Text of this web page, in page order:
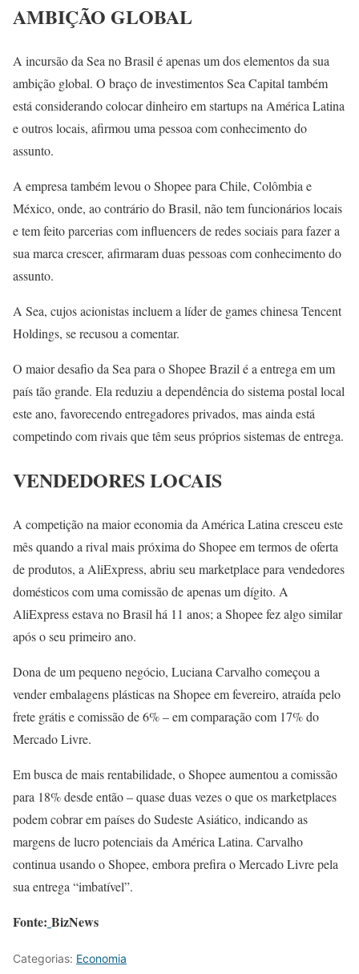
AMBIÇÃO GLOBAL
A incursão da Sea no Brasil é apenas um dos elementos da sua
ambição global. O braço de investimentos Sea Capital também
está considerando colocar dinheiro em startups na América Latina
e outros locais, afirmou uma pessoa com conhecimento do
assunto.
A empresa também levou o Shopee para Chile, Colômbia e
México, onde, ao contrário do Brasil, não tem funcionários locais
e tem feito parcerias com influencers de redes sociais para fazer a
sua marca crescer, afirmaram duas pessoas com conhecimento do
assunto.
A Sea, cujos acionistas incluem a líder de games chinesa Tencent
Holdings, se recusou a comentar.
O maior desafio da Sea para o Shopee Brazil é a entrega em um
país tão grande. Ela reduziu a dependência do sistema postal local
este ano, favorecendo entregadores privados, mas ainda está
competindo com rivais que têm seus próprios sistemas de entrega.
VENDEDORES LOCAIS
A competição na maior economia da América Latina cresceu este
mês quando a rival mais próxima do Shopee em termos de oferta
de produtos, a AliExpress, abriu seu marketplace para vendedores
domésticos com uma comissão de apenas um dígito. A
AliExpress estava no Brasil há 11 anos; a Shopee fez algo similar
após o seu primeiro ano.
Dona de um pequeno negócio, Luciana Carvalho começou a
vender embalagens plásticas na Shopee em fevereiro, atraída pelo
frete grátis e comissão de 6% – em comparação com 17% do
Mercado Livre.
Em busca de mais rentabilidade, o Shopee aumentou a comissão
para 18% desde então – quase duas vezes o que os marketplaces
podem cobrar em países do Sudeste Asiático, indicando as
margens de lucro potenciais da América Latina. Carvalho
continua usando o Shopee, embora prefira o Mercado Livre pela
sua entrega “imbatível”.
Fonte: BizNews
Categorias: Economia